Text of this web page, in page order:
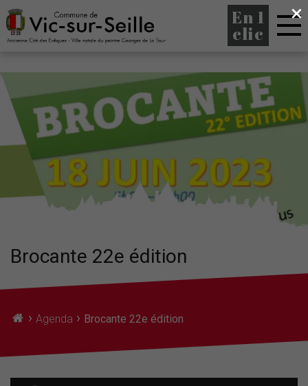
En 1
clic
Brocante 22e édition
› Agenda › Brocante 22e édition
×